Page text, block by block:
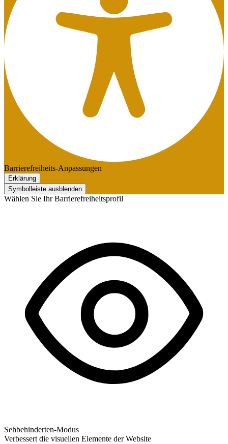
Barrierefreiheits-Anpassungen
Erklärung
Symbolleiste ausblenden
Wählen Sie Ihr Barrierefreiheitsprofil
Sehbehinderten-Modus
Verbessert die visuellen Elemente der Website